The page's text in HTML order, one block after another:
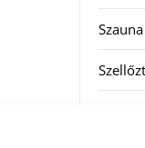
Szauna